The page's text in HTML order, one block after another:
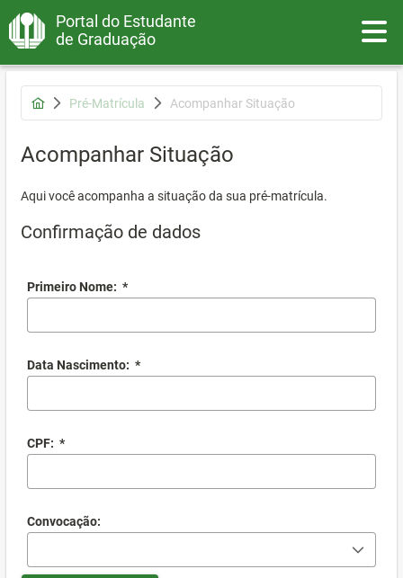
Portal do Estudante
de Graduação
Pré-Matrícula Acompanhar Situação
Acompanhar Situação
Aqui você acompanha a situação da sua pré-matrícula.
Confirmação de dados
Primeiro Nome: *
Data Nascimento: *
CPF: *
Convocação: